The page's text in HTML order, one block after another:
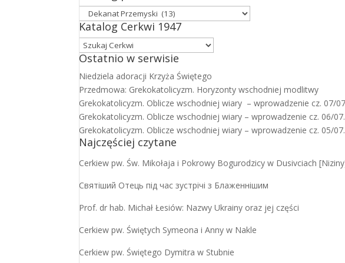
Katalog Cerkwi 1947
Ostatnio w serwisie
Niedziela adoracji Krzyża Świętego
Przedmowa: Grekokatolicyzm. Horyzonty wschodniej modlitwy
Grekokatolicyzm. Oblicze wschodniej wiary – wprowadzenie cz. 07/07
Grekokatolicyzm. Oblicze wschodniej wiary – wprowadzenie cz. 06/07.
Grekokatolicyzm. Oblicze wschodniej wiary – wprowadzenie cz. 05/07.
Najczęściej czytane
Cerkiew pw. Św. Mikołaja i Pokrowy Bogurodzicy w Dusivciach
Святіший Отець під час зустрічі з Блаженнішим
Prof. dr hab. Michał Łesiów: Nazwy Ukrainy oraz jej części
Cerkiew pw. Świętych Symeona i Anny w Nakle
Cerkiew pw. Świętego Dymitra w Stubnie